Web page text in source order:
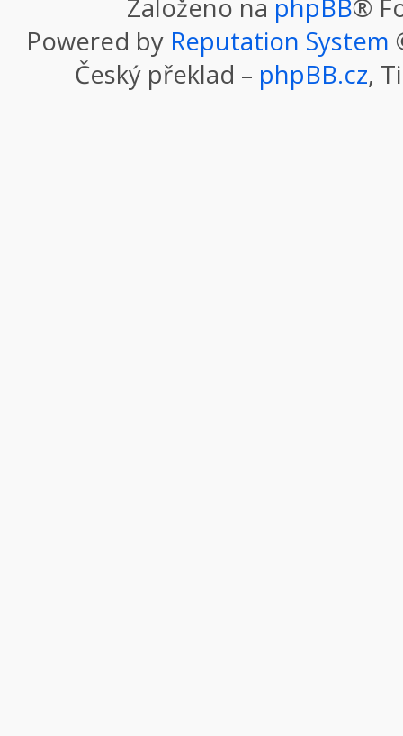
Založeno na phpBB®
Powered by Reputation System
Český překlad – phpBB.cz,